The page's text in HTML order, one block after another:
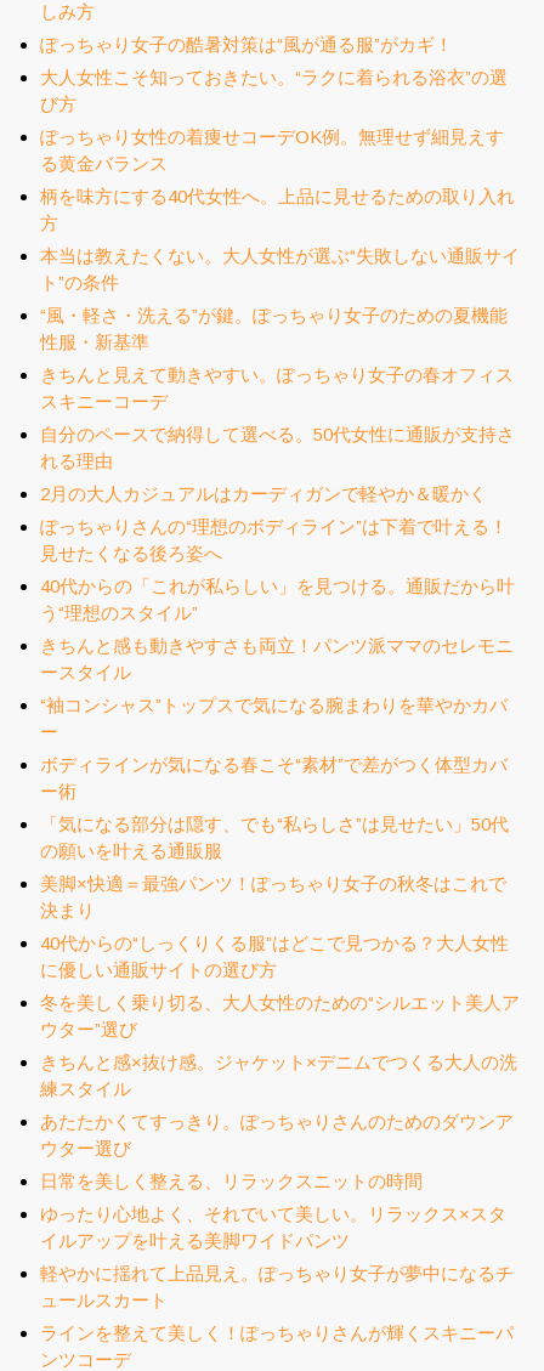
しみ方
ぽっちゃり女子の酷暑対策は“風が通る服”がカギ！
大人女性こそ知っておきたい。“ラクに着られる浴衣”の選
び方
ぽっちゃり女性の着痩せコーデOK例。無理せず細見えす
る黄金バランス
柄を味方にする40代女性へ。上品に見せるための取り入れ
方
本当は教えたくない。大人女性が選ぶ“失敗しない通販サイ
ト”の条件
“風・軽さ・洗える”が鍵。ぽっちゃり女子のための夏機能
性服・新基準
きちんと見えて動きやすい。ぽっちゃり女子の春オフィス
スキニーコーデ
自分のペースで納得して選べる。50代女性に通販が支持さ
れる理由
2月の大人カジュアルはカーディガンで軽やか＆暖かく
ぽっちゃりさんの“理想のボディライン”は下着で叶える！
見せたくなる後ろ姿へ
40代からの「これが私らしい」を見つける。通販だから叶
う“理想のスタイル”
きちんと感も動きやすさも両立！パンツ派ママのセレモニ
ースタイル
“袖コンシャス”トップスで気になる腕まわりを華やかカバ
ー
ボディラインが気になる春こそ“素材”で差がつく体型カバ
ー術
「気になる部分は隠す、でも“私らしさ”は見せたい」50代
の願いを叶える通販服
美脚×快適＝最強パンツ！ぽっちゃり女子の秋冬はこれで
決まり
40代からの“しっくりくる服”はどこで見つかる？大人女性
に優しい通販サイトの選び方
冬を美しく乗り切る、大人女性のための“シルエット美人ア
ウター”選び
きちんと感×抜け感。ジャケット×デニムでつくる大人の洗
練スタイル
あたたかくてすっきり。ぽっちゃりさんのためのダウンア
ウター選び
日常を美しく整える、リラックスニットの時間
ゆったり心地よく、それでいて美しい。リラックス×スタ
イルアップを叶える美脚ワイドパンツ
軽やかに揺れて上品見え。ぽっちゃり女子が夢中になるチ
ュールスカート
ラインを整えて美しく！ぽっちゃりさんが輝くスキニーパ
ンツコーデ